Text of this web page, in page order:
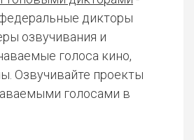
дикторы
озвучивания и
голоса кино,
Озвучивайте проекты
голосами в